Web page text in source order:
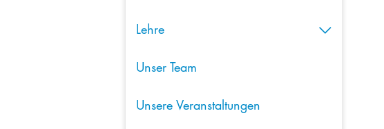
Lehre
Unser Team
Unsere Veranstaltungen